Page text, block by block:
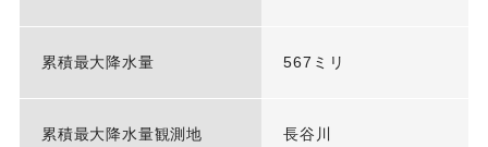
累積最大降水量 567ミリ
累積最大降水量観測地 長谷川